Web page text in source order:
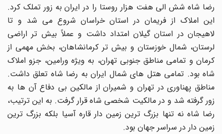
رضا شاه شش الی هفت هزار روستا را در ایران به زور تملک کرد.
این املاک از فریمان در استان خراسان شروع می شد و تا
لاهیجان در استان گیلان امتداد داشت و عملاً بیش تر اراضی
لرستان، شمال خوزستان و بیش تر کرمانشاهان، بخش مهمی از
کرمان و تمامی مناطق جنوبی تهران، به ویژه ورامین، جزو املاک
شاه بود. تمامی هتل های شمال ایران به رضا شاه تعلق داشت.
مناطق پهناوری در تهران و شمیران از مالکین بی دفاع آن ها به
زور گرفته شد و در مالکیت شخصی شاه قرار گرفت. به این ترتیب،
رضا شاه نه تنها بزرگ ترین زمین دار قاره آسیا بلکه بزرگ ترین
زمین دار در سراسر جهان بود.